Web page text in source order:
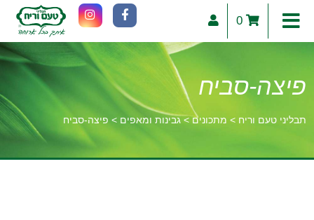
0
פיצה-סביח
תבליני טעם וריח > מתכונים>גבינות ומאפים > פיצה-סביח